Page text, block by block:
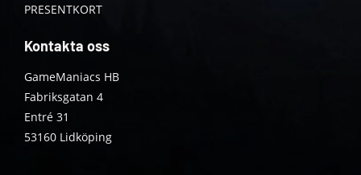
PRESENTKORT
Kontakta oss
GameManiacs HB
Fabriksgatan 4
Entré 31
53160 Lidköping